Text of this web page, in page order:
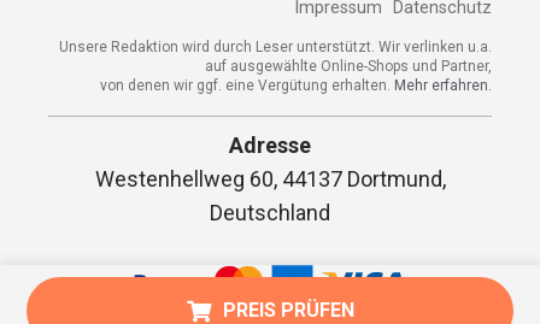
PREIS PRÜFEN
Impressum Datenschutz
Unsere Redaktion wird durch Leser unterstützt. Wir verlinken u.a.
auf ausgewählte Online-Shops und Partner,
von denen wir ggf. eine Vergütung erhalten. Mehr erfahren.
Adresse
Westenhellweg 60, 44137 Dortmund,
Deutschland